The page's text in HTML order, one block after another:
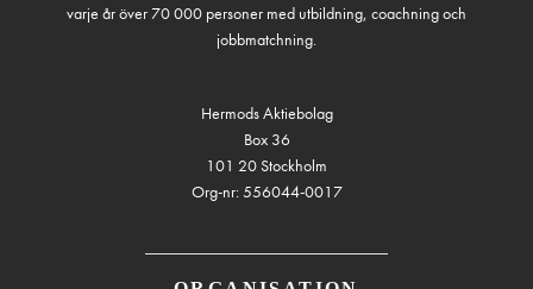
varje år över 70 000 personer med utbildning, coachning och
jobbmatchning.
Hermods Aktiebolag
Box 36
101 20 Stockholm
Org-nr: 556044-0017